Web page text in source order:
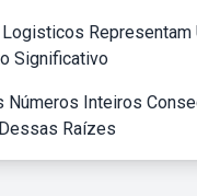
Representam
Significativo
Números Inteiros
Raízes